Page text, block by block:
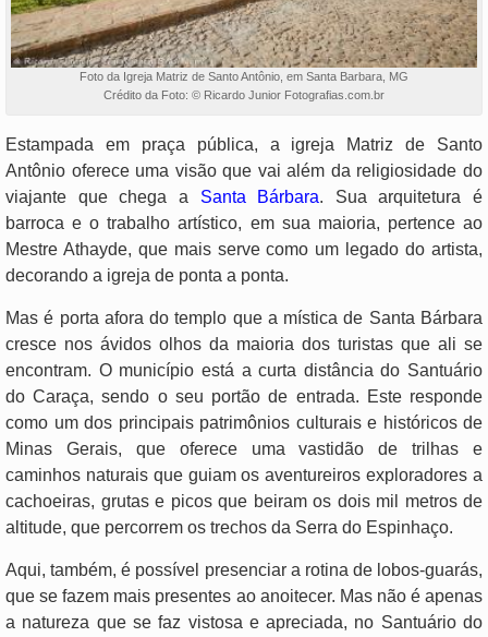
Foto da Igreja Matriz de Santo Antônio, em Santa Barbara, MG
Crédito da Foto: © Ricardo Junior Fotografias.com.br
Estampada em praça pública, a igreja Matriz de Santo
Antônio oferece uma visão que vai além da religiosidade do
viajante que chega a Santa Bárbara. Sua arquitetura é
barroca e o trabalho artístico, em sua maioria, pertence ao
Mestre Athayde, que mais serve como um legado do artista,
decorando a igreja de ponta a ponta.
Mas é porta afora do templo que a mística de Santa Bárbara
cresce nos ávidos olhos da maioria dos turistas que ali se
encontram. O município está a curta distância do Santuário
do Caraça, sendo o seu portão de entrada. Este responde
como um dos principais patrimônios culturais e históricos de
Minas Gerais, que oferece uma vastidão de trilhas e
caminhos naturais que guiam os aventureiros exploradores a
cachoeiras, grutas e picos que beiram os dois mil metros de
altitude, que percorrem os trechos da Serra do Espinhaço.
Aqui, também, é possível presenciar a rotina de lobos-guarás,
que se fazem mais presentes ao anoitecer. Mas não é apenas
a natureza que se faz vistosa e apreciada, no Santuário do